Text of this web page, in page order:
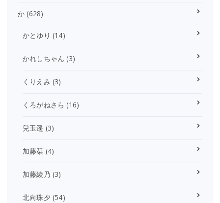
か (628)
かとゆり (14)
かれしちゃん (3)
くりえみ (3)
くろがねさら (16)
兒玉遥 (3)
加藤栞 (4)
加藤綾乃 (3)
北向珠夕 (54)